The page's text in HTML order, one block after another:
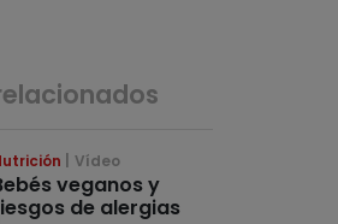
Vídeo
veganos y
de alergias